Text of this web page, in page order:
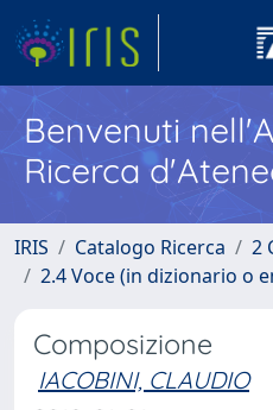
Benvenuti
Ricerca
IRIS Catalogo Ricerca
2
2.4 Voce (in dizionario o
Composizione
IACOBINI, CLAUDIO